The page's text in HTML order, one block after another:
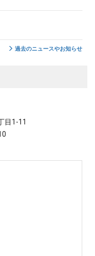
過去のニュースやお知らせ
目1-11